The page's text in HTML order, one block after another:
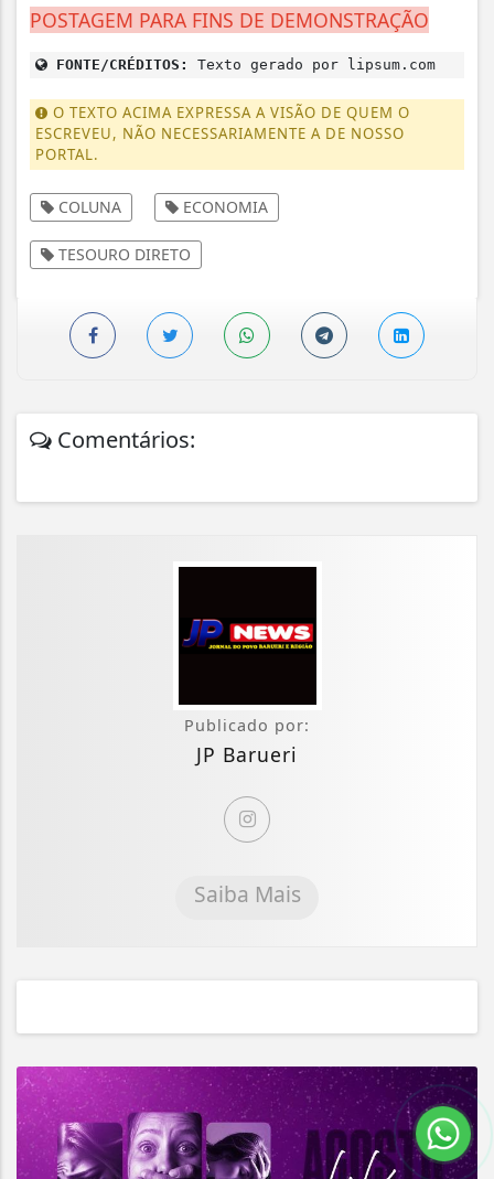
POSTAGEM PARA FINS DE DEMONSTRAÇÃO
FONTE/CRÉDITOS: Texto gerado por lipsum.com
O TEXTO ACIMA EXPRESSA A VISÃO DE QUEM O
ESCREVEU, NÃO NECESSARIAMENTE A DE NOSSO
PORTAL.
COLUNA ECONOMIA
TESOURO DIRETO
Comentários:
Publicado por:
JP Barueri
Saiba Mais